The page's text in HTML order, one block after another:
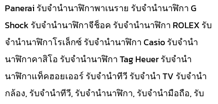
Panerai รับจำนำนาฬิกาพาเนราย รับจำนำนาฬิกา G
Shock รับจำนำนาฬิกาจีช็อค รับจำนำนาฬิกา ROLEX รับ
จำนำนาฬิกาโรเล็กซ์ รับจำนำนาฬิกา Casio รับจำนำ
นาฬิกาคาสิโอ รับจำนำนาฬิกา Tag Heuer รับจำนำ
นาฬิกาแท็คฮอยเออร์ รับจำนำทีวี รับจำนำ TV รับจำนำ
กล้อง, รับจำนำทีวี, รับจำนำนาฬิกา, รับจำนำมือถือ, รับ